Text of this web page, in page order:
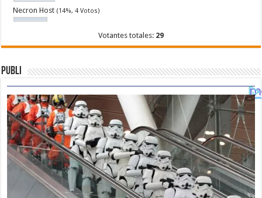
Necron Host (14%, 4 Votos)
Votantes totales: 29
Publi